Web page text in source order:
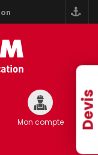
Devis
Mon compte